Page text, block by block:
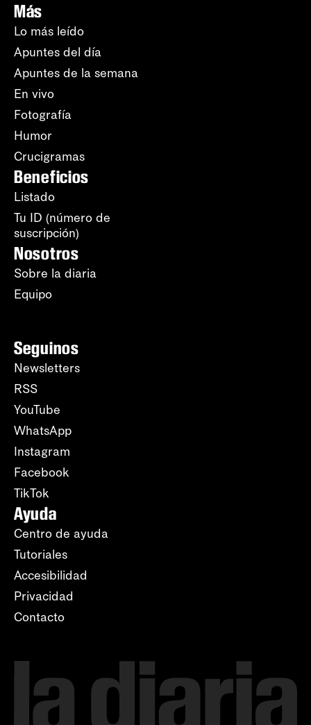
Más
Lo más leído
Apuntes del día
Apuntes de la semana
En vivo
Fotografía
Humor
Crucigramas
Beneficios
Listado
Tu ID (número de
suscripción)
Nosotros
Sobre la diaria
Equipo
Seguinos
Newsletters
RSS
YouTube
WhatsApp
Instagram
Facebook
TikTok
Ayuda
Centro de ayuda
Tutoriales
Accesibilidad
Privacidad
Contacto